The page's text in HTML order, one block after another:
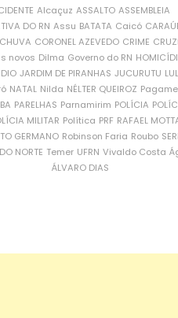
Alcaçuz ASSALTO ASSEMBLEIA
DO RN Assu BATATA Caicó
CORONEL AZEVEDO CRIME
novos Dilma Governo do RN
JARDIM DE PIRANHAS JUCURUTU
NATAL Nilda NÉLTER QUEIROZ
PARELHAS Parnamirim POLÍCIA
MILITAR Política PRF RAFAEL
GERMANO Robinson Faria Roubo
NORTE Temer UFRN Vivaldo Costa
ÁLVARO DIAS